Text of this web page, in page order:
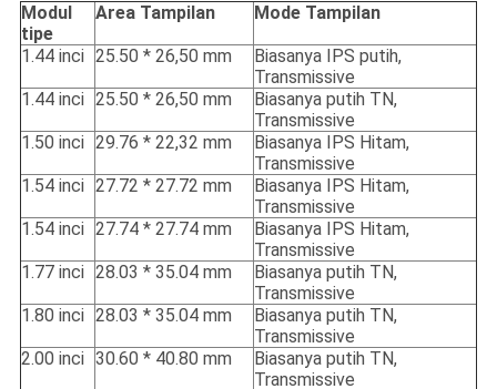
Modul
tipe
Area Tampilan Mode Tampilan
1.44 inci 25.50 * 26,50 mm
Biasanya IPS putih,
Transmissive
1.44 inci 25.50 * 26,50 mm
Biasanya putih TN,
Transmissive
1.50 inci 29.76 * 22,32 mm
Biasanya IPS Hitam,
Transmissive
1.54 inci 27.72 * 27.72 mm
Biasanya IPS Hitam,
Transmissive
1.54 inci 27.74 * 27.74 mm
Biasanya IPS Hitam,
Transmissive
1.77 inci 28.03 * 35.04 mm
Biasanya putih TN,
Transmissive
1.80 inci 28.03 * 35.04 mm
Biasanya putih TN,
Transmissive
2.00 inci 30.60 * 40.80 mm
Biasanya putih TN,
Transmissive